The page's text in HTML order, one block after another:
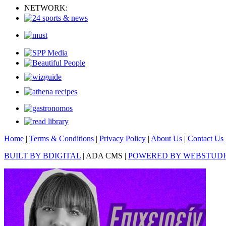
NETWORK:
Home | Terms & Conditions | Privacy Policy | About Us | Contact Us
BUILT BY BDIGITAL | ADA CMS | POWERED BY